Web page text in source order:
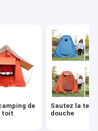
de
toit
Sautez la
douche